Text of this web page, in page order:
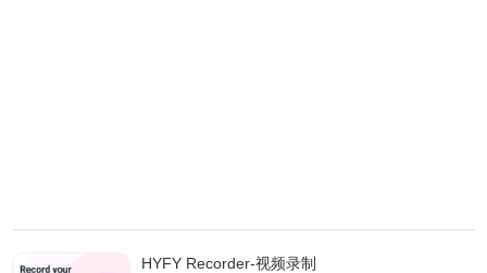
HYFY Recorder-视频录制